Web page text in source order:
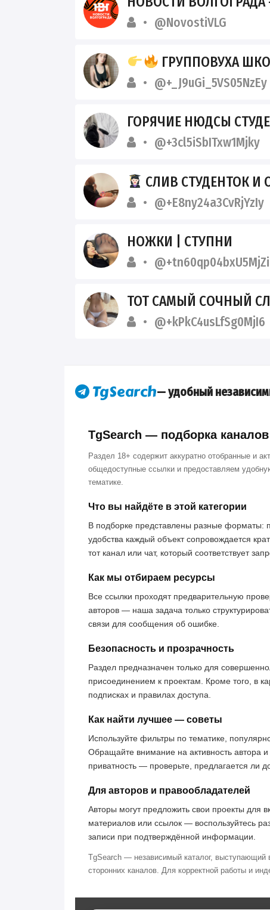
@NovostiVLG
ГРУППОВУХА
@+_J9uGi_5VS05NzEy
ГОРЯЧИЕ НЮДСЫ СТУДЕНТОК
@+3cl5iSbITxw1Mjky
СЛИВ СТУДЕНТОК
@+E8ny24a3CvRjYzIy
НОЖКИ | СТУПНИ
@+tn60qp04bxU5MjZi
ТОТ САМЫЙ СОЧНЫЙ
@+kPkC4usLfSg0MjI6
— удобный
TgSearch — подборка
Раздел 18+ содержит аккуратно отобранные и
общедоступные ссылки и предоставляем
тематике.
Что вы найдёте в этой категории
В подборке представлены разные форматы:
удобства каждый объект сопровождается
тот канал или чат, который соответствует
Как мы отбираем ресурсы
Все ссылки проходят предварительную
авторов — наша задача только
связи для сообщения об ошибке.
Безопасность и прозрачность
Раздел предназначен только для
присоединением к проектам. Кроме того, в
подписках и правилах доступа.
Как найти лучшее — советы
Используйте фильтры по тематике,
Обращайте внимание на активность автора
приватность — проверьте, предлагается ли
Для авторов и правообладателей
Авторы могут предложить свои проекты для
материалов или ссылок — воспользуйтесь
записи при подтверждённой информации.
TgSearch — независимый каталог, выступающий
сторонних каналов. Для корректной работы и